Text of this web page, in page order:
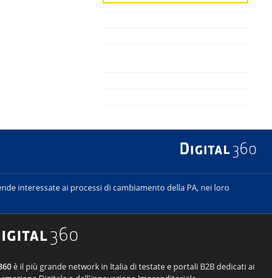
interessate ai processi di cambiamento della PA, nei loro
è il più grande network in Italia di testate e portali B2B dedicati ai